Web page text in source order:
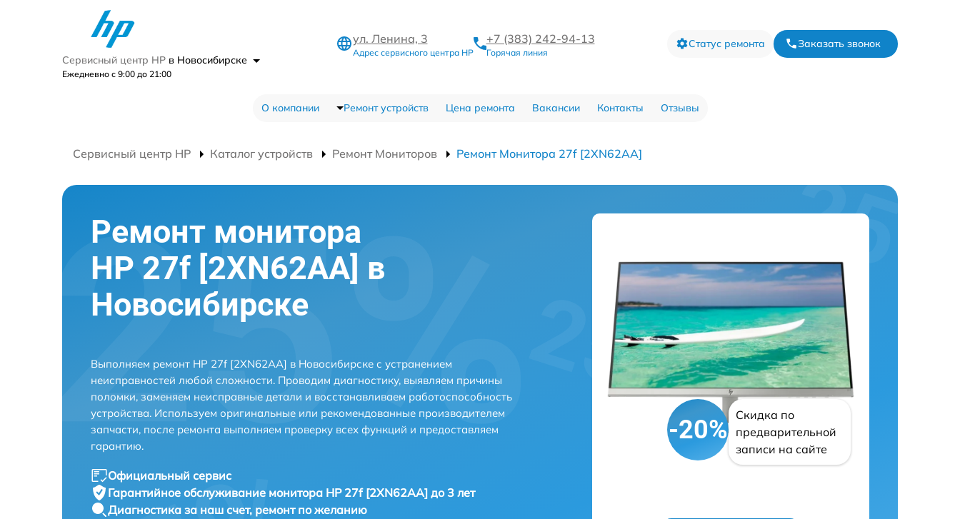
Сервисный центр HP в Новосибирске
Ежедневно с 9:00 до 21:00
ул. Ленина, 3
Адрес сервисного центра HP
+7 (383) 242-94-13
Горячая линия
Статус ремонта Заказать звонок
О компании Ремонт устройств Цена ремонта Вакансии Контакты Отзывы
Сервисный центр HP Каталог устройств Ремонт Мониторов Ремонт Монитора 27f [2XN62AA]
Ремонт монитора
HP 27f [2XN62AA] в
Новосибирске
Выполняем ремонт HP 27f [2XN62AA] в Новосибирске с устранением
неисправностей любой сложности. Проводим диагностику, выявляем причины
поломки, заменяем неисправные детали и восстанавливаем работоспособность
устройства. Используем оригинальные или рекомендованные производителем
запчасти, после ремонта выполняем проверку всех функций и предоставляем
гарантию.
Официальный сервис
Гарантийное обслуживание монитора HP 27f [2XN62AA] до 3 лет
Диагностика за наш счет, ремонт по желанию
-20%
Скидка по
предварительной
записи на сайте